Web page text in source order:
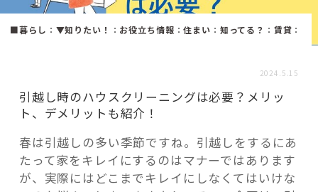
HAREL HAREL
活用事例
「モノ」
fleXe リノベ事例
■暮らし ： ▼知りたい！ ： お役立ち情報 ：住まい ： 知ってる？ ： 賃貸 ：
2024.5.15
引越し時のハウスクリーニングは必要？メリッ
ト、デメリットも紹介！
春は引越しの多い季節ですね。引越しをするにあ
たって家をキレイにするのはマナーではあります
が、実際にはどこまでキレイにしなくてはいけな